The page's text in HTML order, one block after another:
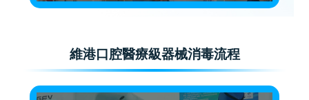
維港口腔醫療級器械消毒流程